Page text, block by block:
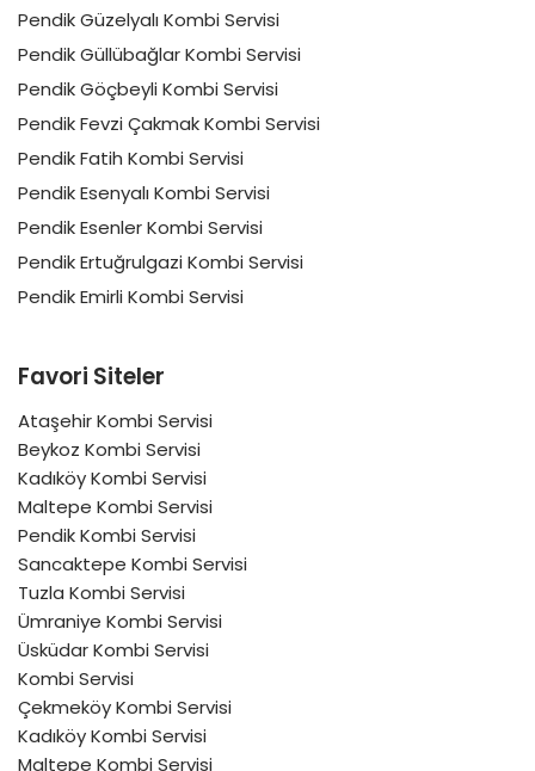
Pendik Güzelyalı Kombi Servisi
Pendik Güllübağlar Kombi Servisi
Pendik Göçbeyli Kombi Servisi
Pendik Fevzi Çakmak Kombi Servisi
Pendik Fatih Kombi Servisi
Pendik Esenyalı Kombi Servisi
Pendik Esenler Kombi Servisi
Pendik Ertuğrulgazi Kombi Servisi
Pendik Emirli Kombi Servisi
Favori Siteler
Ataşehir Kombi Servisi
Beykoz Kombi Servisi
Kadıköy Kombi Servisi
Maltepe Kombi Servisi
Pendik Kombi Servisi
Sancaktepe Kombi Servisi
Tuzla Kombi Servisi
Ümraniye Kombi Servisi
Üsküdar Kombi Servisi
Kombi Servisi
Çekmeköy Kombi Servisi
Kadıköy Kombi Servisi
Maltepe Kombi Servisi